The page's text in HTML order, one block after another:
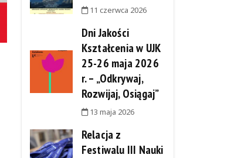
11 czerwca 2026
Dni Jakości
Kształcenia w UJK
25-26 maja 2026
r. – „Odkrywaj,
Rozwijaj, Osiągaj”
13 maja 2026
Relacja z
Festiwalu III Nauki